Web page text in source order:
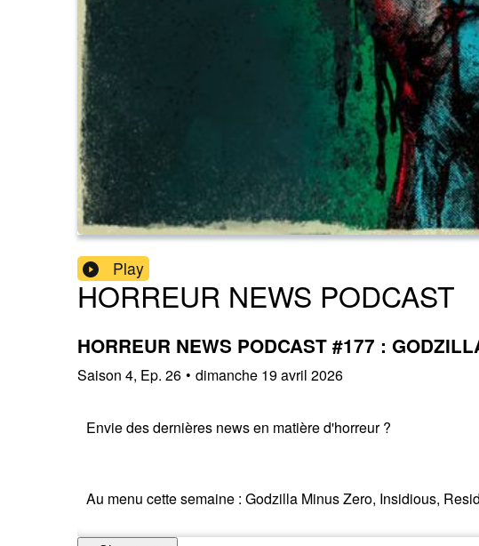
Play
HORREUR NEWS PODCAST
HORREUR NEWS PODCAST #177 :
Saison 4, Ep. 26 • dimanche 19 avril 2026
Envie des dernières news en matière d'horreur ?
Au menu cette semaine : Godzilla Minus Zero, Insidious,